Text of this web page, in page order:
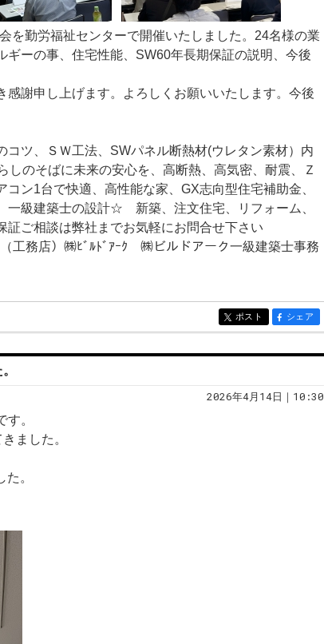
を勤労福祉センターで開催いたしました。24名様の業
ギーの事、住宅性能、SW60年長期保証の説明、今後
感謝申し上げます。よろしくお願いいたします。今後
ツ、ＳＷ工法、SWパネル断熱材(ウレタン素材）内
しのそばに未来の安心を、高断熱、高気密、耐震、Ｚ
ン1台で快適、高性能な家、GX志向型住宅補助金、
一級建築士の設計☆ 新築、注文住宅、リフォーム、
証ご相談は弊社までお気軽にお問合せ下さい
工務店）㈱ﾋﾞﾙﾄﾞｱｰｸ ㈱ビルドアーク一級建築士事務
entry418
ポスト entry418
シェア
2026年4月14日｜10:30
。
ました。
。